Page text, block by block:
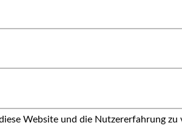
Website und die Nutzererfahrung zu